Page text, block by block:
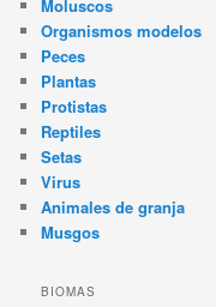
Moluscos
Organismos modelos
Peces
Plantas
Protistas
Reptiles
Setas
Virus
Animales de granja
Musgos
BIOMAS